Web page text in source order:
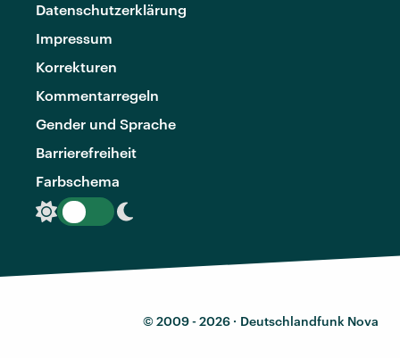
Datenschutzerklärung
Impressum
Korrekturen
Kommentarregeln
Gender und Sprache
Barrierefreiheit
Farbschema
© 2009 - 2026 · Deutschlandfunk Nova